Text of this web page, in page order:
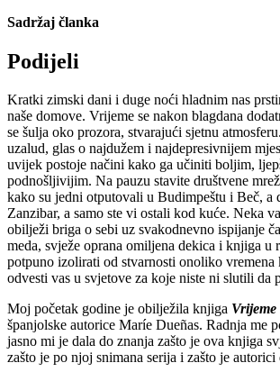
Sadržaj članka
Podijeli
Kratki zimski dani i duge noći hladnim nas
naše domove. Vrijeme se nakon blagdana
se šulja oko prozora, stvarajući sjetnu
uzalud, glas o najdužem i najdepresivnijem
uvijek postoje načini kako ga učiniti boljim,
podnošljivijim. Na pauzu stavite društvene
kako su jedni otputovali u Budimpeštu i Beč, a
Zanzibar, a samo ste vi ostali kod kuće. Neka
obilježi briga o sebi uz svakodnevno ispijanje
meda, svježe oprana omiljena dekica i knjiga u
potpuno izolirati od stvarnosti onoliko
odvesti vas u svjetove za koje niste ni slutili da
Moj početak godine je obilježila knjiga
španjolske autorice Maríe Dueñas. Radnja me
jasno mi je dala do znanja zašto je ova knjiga
zašto je po njoj snimana serija i zašto je